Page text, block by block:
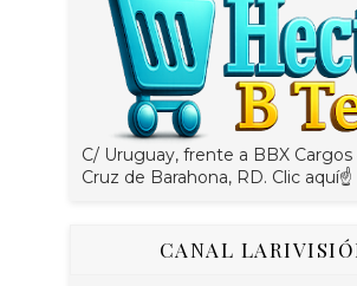
C/ Uruguay, frente a BBX Cargos
Cruz de Barahona, RD. Clic aquí☝
CANAL